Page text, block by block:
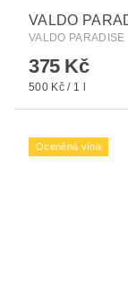
VALDO
VALDO
375 Kč
500 Kč / 1 l
Oceněná vína